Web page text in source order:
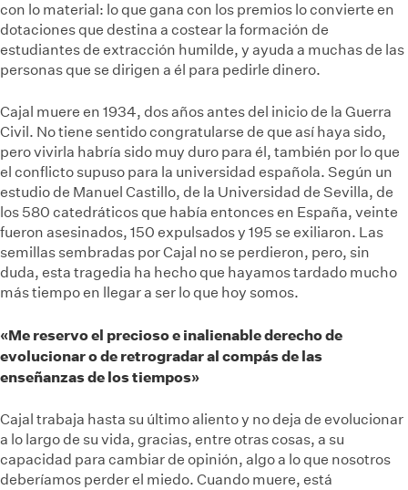
con lo material: lo que gana con los premios lo convierte en
dotaciones que destina a costear la formación de
estudiantes de extracción humilde, y ayuda a muchas de las
personas que se dirigen a él para pedirle dinero.
Cajal muere en 1934, dos años antes del inicio de la Guerra
Civil. No tiene sentido congratularse de que así haya sido,
pero vivirla habría sido muy duro para él, también por lo que
el conflicto supuso para la universidad española. Según un
estudio de Manuel Castillo, de la Universidad de Sevilla, de
los 580 catedráticos que había entonces en España, veinte
fueron asesinados, 150 expulsados y 195 se exiliaron. Las
semillas sembradas por Cajal no se perdieron, pero, sin
duda, esta tragedia ha hecho que hayamos tardado mucho
más tiempo en llegar a ser lo que hoy somos.
«Me reservo el precioso e inalienable derecho de
evolucionar o de retrogradar al compás de las
enseñanzas de los tiempos»
Cajal trabaja hasta su último aliento y no deja de evolucionar
a lo largo de su vida, gracias, entre otras cosas, a su
capacidad para cambiar de opinión, algo a lo que nosotros
deberíamos perder el miedo. Cuando muere, está